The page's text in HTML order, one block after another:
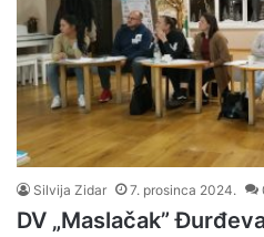
Silvija Zidar 7. prosinca 2024.
DV „Maslačak”